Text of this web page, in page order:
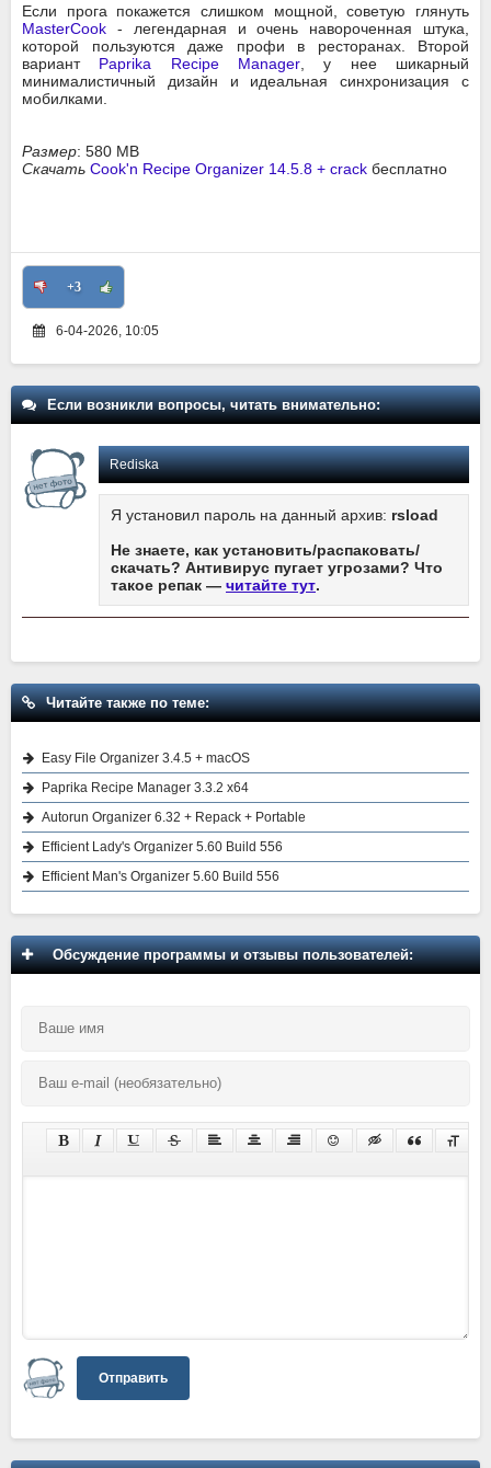
Если прога покажется слишком мощной, советую глянуть
MasterCook - легендарная и очень навороченная штука,
которой пользуются даже профи в ресторанах. Второй
вариант Paprika Recipe Manager , у нее шикарный
минималистичный дизайн и идеальная синхронизация с
мобилками.
Размер: 580 MB
Скачать Cook'n Recipe Organizer 14.5.8 + crack бесплатно
+3
6-04-2026, 10:05
Если возникли вопросы, читать внимательно:
Rediska
Я установил пароль на данный архив: rsload
Не знаете, как установить/распаковать/
скачать? Антивирус пугает угрозами? Что
такое репак — читайте тут.
Читайте также по теме:
Easy File Organizer 3.4.5 + macOS
Paprika Recipe Manager 3.3.2 x64
Autorun Organizer 6.32 + Repack + Portable
Efficient Lady's Organizer 5.60 Build 556
Efficient Man's Organizer 5.60 Build 556
Обсуждение программы и отзывы пользователей:
Отправить